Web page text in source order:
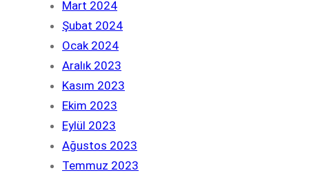
Mart 2024
Şubat 2024
Ocak 2024
Aralık 2023
Kasım 2023
Ekim 2023
Eylül 2023
Ağustos 2023
Temmuz 2023